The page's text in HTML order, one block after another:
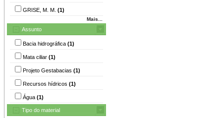
GRISE, M. M. (1)
Mais...
Assunto
Bacia hidrográfica (1)
Mata ciliar (1)
Projeto Gestabacias (1)
Recursos hídricos (1)
Água (1)
Tipo do material